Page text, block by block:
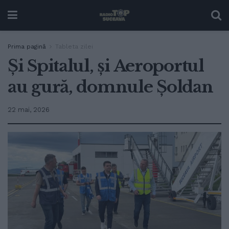
Prima pagină Tableta zilei
Și Spitalul, și Aeroportul
au gură, domnule Șoldan
22 mai, 2026